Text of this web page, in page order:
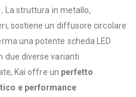
La struttura in metallo,
sostiene un diffusore circolare
una potente scheda LED
due diverse varianti
Kai offre un perfetto
e performance